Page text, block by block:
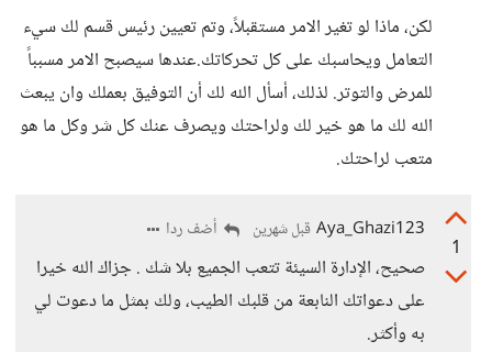
لكن، ماذا لو تغير الامر مستقبلاً، وتم تعيين رئيس قسم لك سيء
التعامل ويحاسبك على كل تحركاتك.عندها سيصبح الامر مسبباً
للمرض والتوتر. لذلك، أسأل الله لك أن التوفيق بعملك وان يبعث
الله لك ما هو خير لك ولراحتك ويصرف عنك كل شر وكل ما هو
متعب لراحتك.
1
Aya_Ghazi123 قبل شهرين أضف ردا
صحيح، الإدارة السيئة تتعب الجميع بلا شك . جزاك الله خيرا
على دعواتك النابعة من قلبك الطيب، ولك بمثل ما دعوت لي
به وأكثر.